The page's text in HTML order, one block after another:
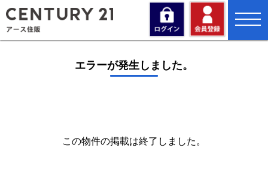
toggle
エラーが発生しました。
この物件の掲載は終了しました。